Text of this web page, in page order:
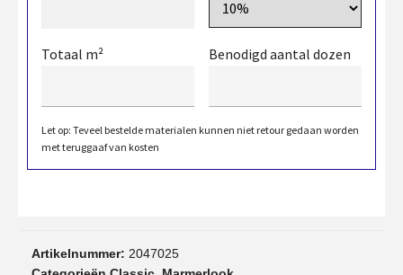
Totaal m² Benodigd aantal dozen
Let op: Teveel bestelde materialen kunnen niet retour gedaan worden
met teruggaaf van kosten
Artikelnummer: 2047025